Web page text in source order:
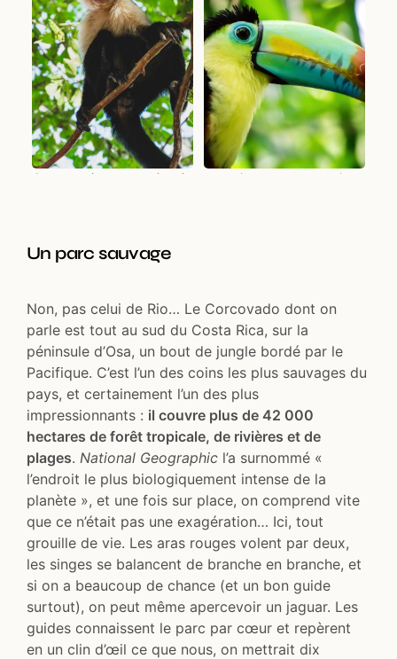
Les capucins ne sont jamais
...et les toucans non plus
Un parc sauvage
Non, pas celui de Rio… Le Corcovado dont on
parle est tout au sud du Costa Rica, sur la
péninsule d’Osa, un bout de jungle bordé par le
Pacifique. C’est l’un des coins les plus sauvages du
pays, et certainement l’un des plus
impressionnants : il couvre plus de 42 000
hectares de forêt tropicale, de rivières et de
plages. National Geographic l’a surnommé «
l’endroit le plus biologiquement intense de la
planète », et une fois sur place, on comprend vite
que ce n’était pas une exagération… Ici, tout
grouille de vie. Les aras rouges volent par deux,
les singes se balancent de branche en branche, et
si on a beaucoup de chance (et un bon guide
surtout), on peut même apercevoir un jaguar. Les
guides connaissent le parc par cœur et repèrent
en un clin d’œil ce que nous, on mettrait dix